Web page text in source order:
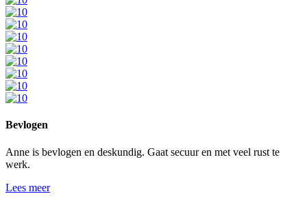
Bevlogen
Anne is bevlogen en deskundig. Gaat secuur en met veel rust te
werk.
Lees meer